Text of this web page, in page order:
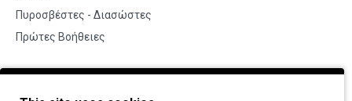
Πυροσβέστες - Διασώστες
Πρώτες Βοήθειες
BRANDS